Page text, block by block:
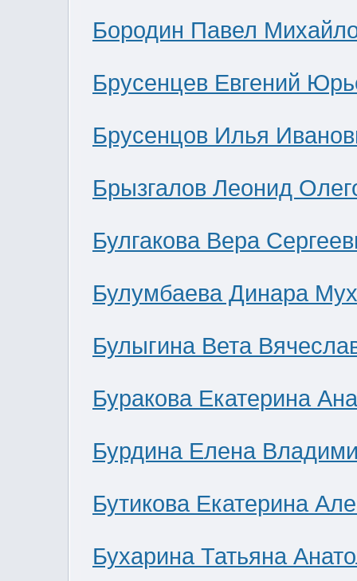
Бородин Павел
Брусенцев Евгений
Брусенцов Илья
Брызгалов Леонид
Булгакова Вера
Булумбаева Динара
Булыгина Вета
Буракова Екатерина
Бурдина Елена
Бутикова Екатерина
Бухарина Татьяна